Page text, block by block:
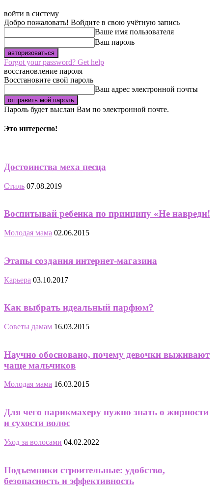
войти в систему
Добро пожаловать! Войдите в свою учётную запись
Ваше имя пользователя
Ваш пароль
Forgot your password? Get help
восстановление пароля
Восстановите свой пароль
Ваш адрес электронной почты
Пароль будет выслан Вам по электронной почте.
Это интересно!
Достоинства меха песца
Стиль 07.08.2019
Воспитывай ребенка по принципу «Не навреди!
Молодая мама 02.06.2015
Этапы создания интернет-магазина
Карьера 03.10.2017
Как выбрать идеальный парфюм?
Советы дамам 16.03.2015
Научно обосновано, почему девочки выживают
чаще мальчиков
Молодая мама 16.03.2015
Для чего парикмахеру нужно знать о жирности
и сухости волос
Уход за волосами 04.02.2022
Подъемники строительные: удобство,
безопасность и эффективность